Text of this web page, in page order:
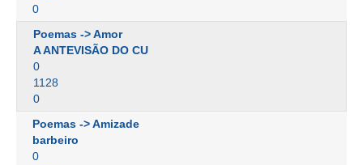
0
Poemas -> Amor
A ANTEVISÃO DO CU
0
1128
0
Poemas -> Amizade
barbeiro
0